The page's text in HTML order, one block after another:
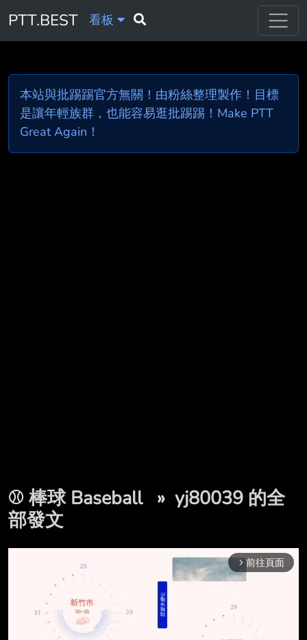
PTT.BEST 看板
本站與批踢踢官方無關！由粉絲整理製作！目標
是讓年輕族群，也能容易逛批踢踢！Make PTT
Great Again！
⚾ 棒球 Baseball » yj80039 的全
部發文
arrow_forward_ios 前往頁面